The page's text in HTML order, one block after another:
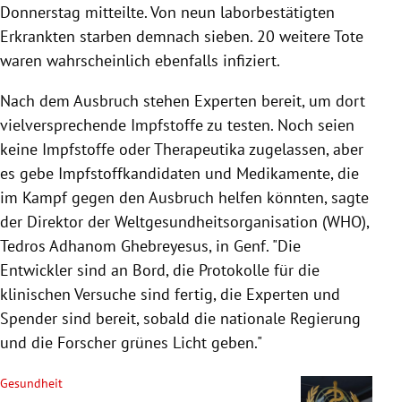
Donnerstag mitteilte. Von neun laborbestätigten
Erkrankten starben demnach sieben. 20 weitere Tote
waren wahrscheinlich ebenfalls infiziert.
Nach dem Ausbruch stehen Experten bereit, um dort
vielversprechende Impfstoffe zu testen. Noch seien
keine Impfstoffe oder Therapeutika zugelassen, aber
es gebe Impfstoffkandidaten und Medikamente, die
im Kampf gegen den Ausbruch helfen könnten, sagte
der Direktor der Weltgesundheitsorganisation (WHO),
Tedros Adhanom Ghebreyesus, in Genf. "Die
Entwickler sind an Bord, die Protokolle für die
klinischen Versuche sind fertig, die Experten und
Spender sind bereit, sobald die nationale Regierung
und die Forscher grünes Licht geben."
Gesundheit